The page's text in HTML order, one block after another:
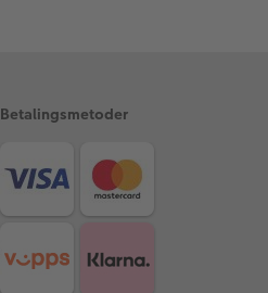
Betalingsmetoder